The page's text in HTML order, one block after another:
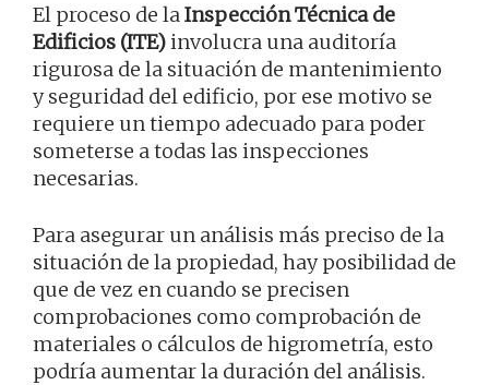
El proceso de laInspección Técnica de
Edificios (ITE)involucra una auditoría
rigurosa de la situación de mantenimiento
y seguridad del edificio, por ese motivo se
requiere un tiempo adecuado para poder
someterse a todas las inspecciones
necesarias.
Para asegurar un análisis más preciso de la
situación de la propiedad, hay posibilidad de
que de vez en cuando se precisen
comprobaciones como comprobación de
materiales o cálculos de higrometría, esto
podría aumentar la duración del análisis.